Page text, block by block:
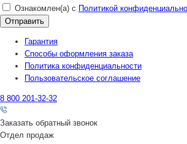
Ознакомлен(а) с Политикой
Гарантия
Способы оформления заказа
Политика конфиденциальности
Пользовательское соглашение
8 800 201-32-32
Заказать обратный звонок
Отдел продаж